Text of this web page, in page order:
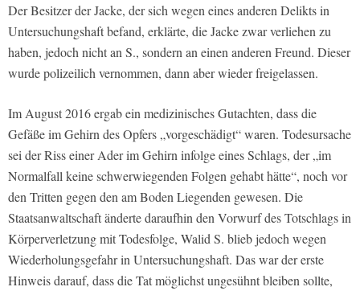
Der Besitzer der Jacke, der sich wegen eines anderen Delikts in
Untersuchungshaft befand, erklärte, die Jacke zwar verliehen zu
haben, jedoch nicht an S., sondern an einen anderen Freund. Dieser
wurde polizeilich vernommen, dann aber wieder freigelassen.
Im August 2016 ergab ein medizinisches Gutachten, dass die
Gefäße im Gehirn des Opfers „vorgeschädigt“ waren. Todesursache
sei der Riss einer Ader im Gehirn infolge eines Schlags, der „im
Normalfall keine schwerwiegenden Folgen gehabt hätte“, noch vor
den Tritten gegen den am Boden Liegenden gewesen. Die
Staatsanwaltschaft änderte daraufhin den Vorwurf des Totschlags in
Körperverletzung mit Todesfolge, Walid S. blieb jedoch wegen
Wiederholungsgefahr in Untersuchungshaft. Das war der erste
Hinweis darauf, dass die Tat möglichst ungesühnt bleiben sollte,